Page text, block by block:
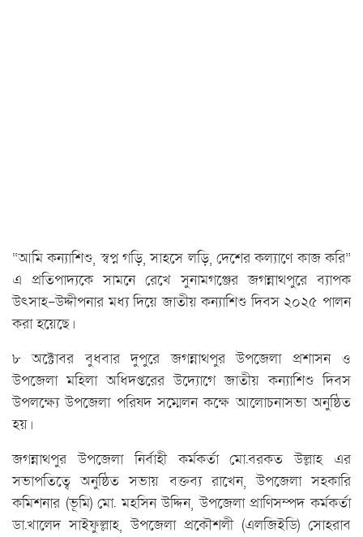
“আমি কন্যাশিশু, স্বপ্ন গড়ি, সাহসে লড়ি, দেশের কল্যাণে কাজ করি”
এ প্রতিপাদ্যকে সামনে রেখে সুনামগঞ্জের জগন্নাথপুরে ব্যাপক
উৎসাহ-উদ্দীপনার মধ্য দিয়ে জাতীয় কন্যাশিশু দিবস ২০২৫ পালন
করা হয়েছে।
৮ অক্টোবর বুধবার দুপুরে জগন্নাথপুর উপজেলা প্রশাসন ও
উপজেলা মহিলা অধিদপ্তরের উদ্যোগে জাতীয় কন্যাশিশু দিবস
উপলক্ষ্যে উপজেলা পরিষদ সম্মেলন কক্ষে আলোচনাসভা অনুষ্ঠিত
হয়।
জগন্নাথপুর উপজেলা নির্বাহী কর্মকর্তা মো.বরকত উল্লাহ এর
সভাপতিত্বে অনুষ্ঠিত সভায় বক্তব্য রাখেন, উপজেলা সহকারি
কমিশনার (ভূমি) মো. মহসিন উদ্দিন, উপজেলা প্রাণিসম্পদ কর্মকর্তা
ডা.খালেদ সাইফুল্লাহ, উপজেলা প্রকৌশলী (এলজিইডি) সোহরাব